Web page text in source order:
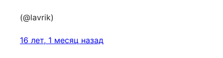
(@lavrik)
16 лет, 1 месяц назад